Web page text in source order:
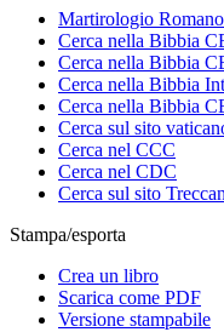
Martirologio
Cerca nella Bibbia
Cerca nella Bibbia
Cerca nella Bibbia
Cerca nella Bibbia
Cerca sul sito
Cerca nel CCC
Cerca nel CDC
Cerca sul sito
Stampa/esporta
Crea un libro
Scarica come PDF
Versione stampabile